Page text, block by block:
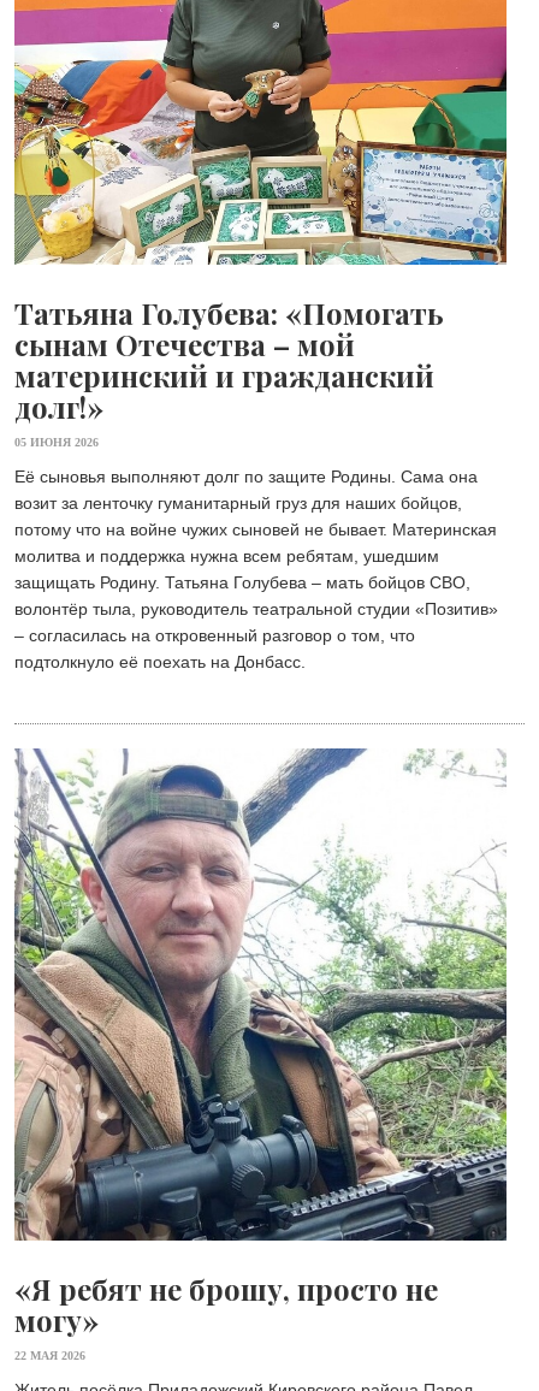
Татьяна Голубева: «Помогать
сынам Отечества – мой
материнский и гражданский
долг!»
05 ИЮНЯ 2026
Её сыновья выполняют долг по защите Родины. Сама она
возит за ленточку гуманитарный груз для наших бойцов,
потому что на войне чужих сыновей не бывает. Материнская
молитва и поддержка нужна всем ребятам, ушедшим
защищать Родину. Татьяна Голубева – мать бойцов СВО,
волонтёр тыла, руководитель театральной студии «Позитив»
– согласилась на откровенный разговор о том, что
подтолкнуло её поехать на Донбасс.
«Я ребят не брошу, просто не
могу»
22 МАЯ 2026